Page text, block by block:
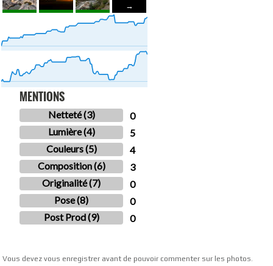
→
MENTIONS
Netteté (3)
0
Lumière (4)
5
Couleurs (5)
4
Composition (6)
3
Originalité (7)
0
Pose (8)
0
Post Prod (9)
0
Vous devez vous enregistrer avant de pouvoir commenter sur les photos.